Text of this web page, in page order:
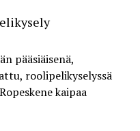
pääsiäisenä,
roolipelikyselyssä
kaipaa